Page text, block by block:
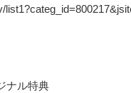
ナル特典